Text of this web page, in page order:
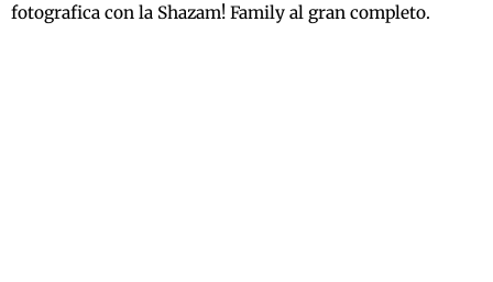
fotografica con la Shazam! Family al gran completo.